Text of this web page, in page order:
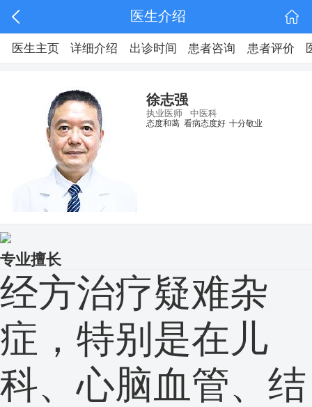
医生介绍
医生主页 详细介绍 出诊时间 患者咨询 患者评价
徐志强
执业医师 中医科
态度和蔼 看病态度好 十分敬业
专业擅长
经方治疗疑难杂
症，特别是在儿
科、心脑血管、结